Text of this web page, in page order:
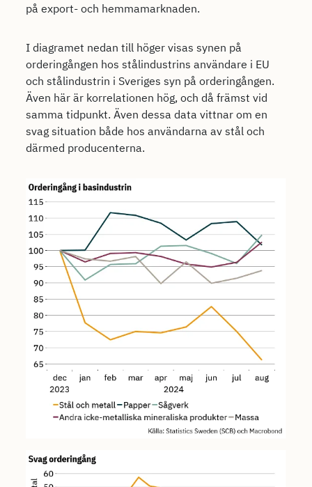
på export- och hemmamarknaden.
I diagramet nedan till höger visas synen på
orderingången hos stålindustrins användare i EU
och stålindustrin i Sveriges syn på orderingången.
Även här är korrelationen hög, och då främst vid
samma tidpunkt. Även dessa data vittnar om en
svag situation både hos användarna av stål och
därmed producenterna.